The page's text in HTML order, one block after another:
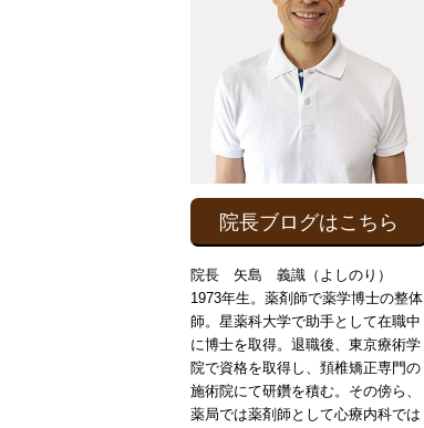
院長ブログはこちら
院長 矢島 義識（よしのり）
1973年生。薬剤師で薬学博士の整体
師。星薬科大学で助手として在職中
に博士を取得。退職後、東京療術学
院で資格を取得し、頚椎矯正専門の
施術院にて研鑽を積む。その傍ら、
薬局では薬剤師として心療内科では